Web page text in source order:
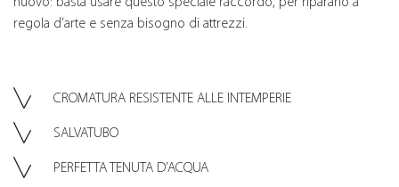
regola d’arte e senza bisogno di attrezzi.
CROMATURA RESISTENTE ALLE INTEMPERIE
SALVATUBO
PERFETTA TENUTA D’ACQUA